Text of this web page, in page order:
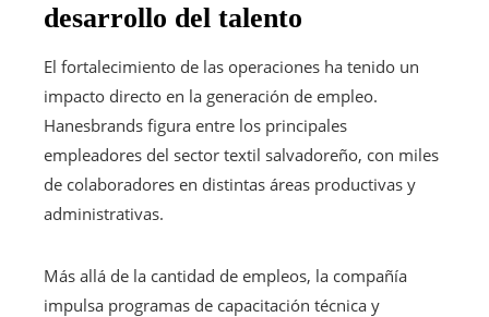
desarrollo del talento
El fortalecimiento de las operaciones ha tenido un
impacto directo en la generación de empleo.
Hanesbrands figura entre los principales
empleadores del sector textil salvadoreño, con miles
de colaboradores en distintas áreas productivas y
administrativas.
Más allá de la cantidad de empleos, la compañía
impulsa programas de capacitación técnica y